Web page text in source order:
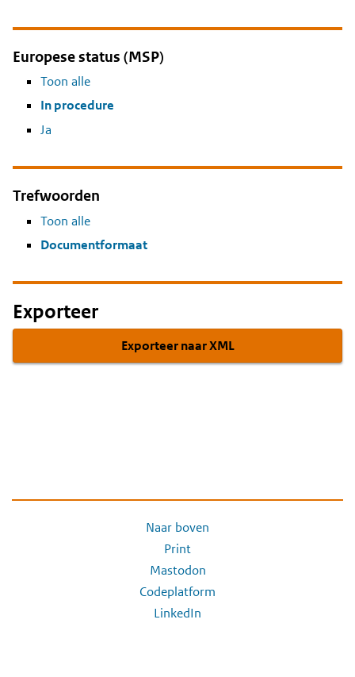
Europese status (MSP)
Toon alle
In procedure
Ja
Trefwoorden
Toon alle
Documentformaat
Exporteer
Exporteer naar XML
Naar boven
Print
Mastodon
Codeplatform
LinkedIn